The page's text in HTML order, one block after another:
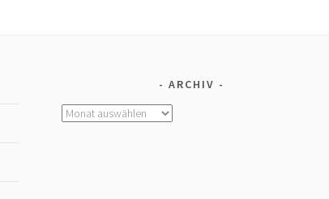
ARCHIV
Archiv